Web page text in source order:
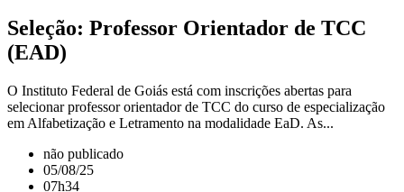
Seleção: Professor Orientador de TCC
(EAD)
O Instituto Federal de Goiás está com inscrições abertas para
selecionar professor orientador de TCC do curso de especialização
em Alfabetização e Letramento na modalidade EaD. As...
não publicado
05/08/25
07h34